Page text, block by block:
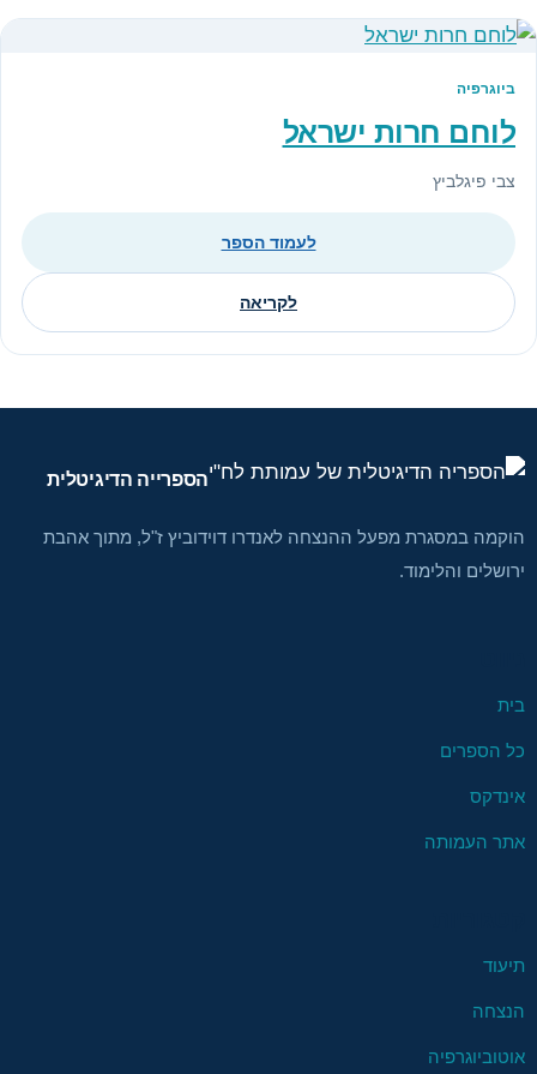
ביוגרפיה
לוחם חרות ישראל
צבי פיגלביץ
לעמוד הספר
לקריאה
הספרייה הדיגיטלית
הוקמה במסגרת מפעל ההנצחה לאנדרו דוידוביץ ז"ל, מתוך אהבת
ירושלים והלימוד.
בית
כל הספרים
אינדקס
אתר העמותה
תיעוד
הנצחה
אוטוביוגרפיה